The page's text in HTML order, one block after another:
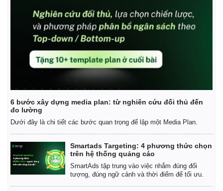
6 bước xây dựng media plan: từ nghiên cứu đối thủ đến
đo lường
Dưới đây là chi tiết các bước quan trọng để lập một Media Plan.
Smartads Targeting: 4 phương thức chọn
trên hệ thống quảng cáo
SmartAds tập trung vào việc nhắm đúng đối
tượng, đúng ngữ cảnh và thời điểm để tối ưu.